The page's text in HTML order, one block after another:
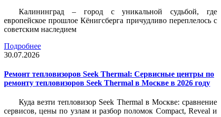
Калининград – город с уникальной судьбой, где
европейское прошлое Кёнигсберга причудливо переплелось с
советским наследием
Подробнее
30.07.2026
Ремонт тепловизоров Seek Thermal: Сервисные центры по
ремонту тепловизоров Seek Thermal в Москве в 2026 году
Куда везти тепловизор Seek Thermal в Москве: сравнение
сервисов, цены по узлам и разбор поломок Compact, Reveal и